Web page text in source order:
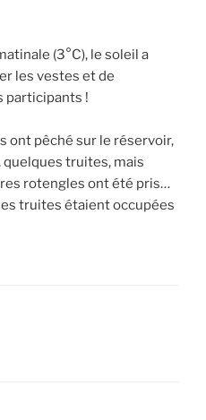
(3°C), le soleil a
les vestes et de
participants !
ont pêché sur le réservoir,
truites, mais
rotengles ont été pris…
truites étaient occupées